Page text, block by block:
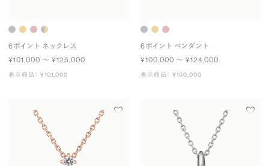
6ポイント ネックレス
¥101,000 〜 ¥125,000
表示商品： ¥101,000
6ポイント ペンダント
¥100,000 〜 ¥124,000
表示商品： ¥100,000